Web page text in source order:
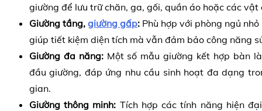
giường để lưu trữ chăn, ga, gối, quần áo hoặc các vật
Giường tầng, giường gấp: Phù hợp với phòng ngủ
giúp tiết kiệm diện tích mà vẫn đảm bảo công năng
Giường đa năng:Một số mẫu giường kết hợp bàn
đầu giường, đáp ứng nhu cầu sinh hoạt đa dạng
gian.
Giường thông minh: Tích hợp các tính năng hiện